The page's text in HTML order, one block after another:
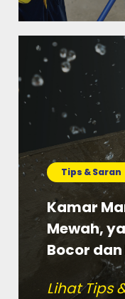
Tips & Saran
Kamar
Mewah,
Bocor
Lihat Tips